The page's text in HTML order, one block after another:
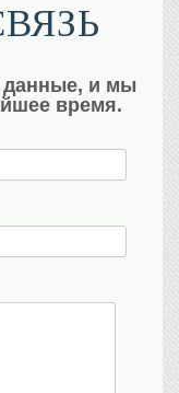
данные, и мы
время.